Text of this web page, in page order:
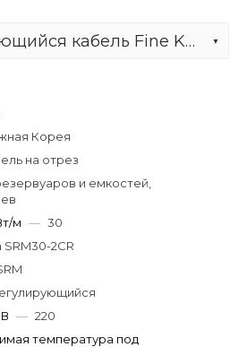
Саморегулирующийся кабель Fine Korea SRM30-2CR
Корея
на отрез
и емкостей,
м — 30
2CR
— 220
температура под